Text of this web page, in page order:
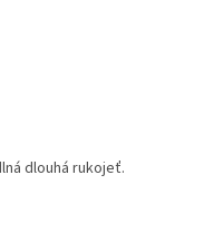
dlouhá rukojeť.